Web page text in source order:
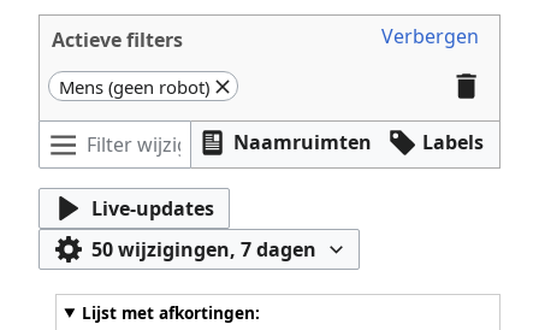
Actieve filters Verbergen
Mens (geen robot)
Naamruimten Labels
Live-updates
50 wijzigingen, 7 dagen
Lijst met afkortingen: